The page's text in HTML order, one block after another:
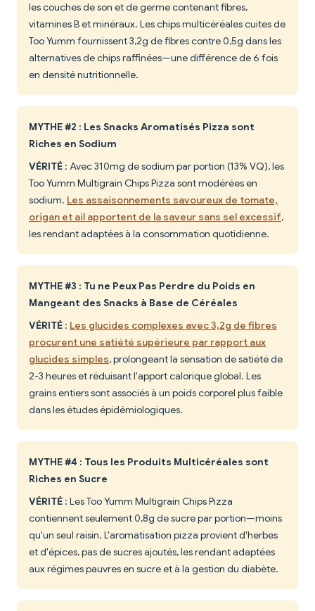
les couches de son et de germe contenant fibres,
vitamines B et minéraux. Les chips multicéréales cuites de
Too Yumm fournissent 3,2g de fibres contre 0,5g dans les
alternatives de chips raffinées—une différence de 6 fois
en densité nutritionnelle.
MYTHE #2 : Les Snacks Aromatisés Pizza sont
Riches en Sodium
VÉRITÉ : Avec 310mg de sodium par portion (13% VQ), les
Too Yumm Multigrain Chips Pizza sont modérées en
sodium. Les assaisonnements savoureux de tomate,
origan et ail apportent de la saveur sans sel excessif,
les rendant adaptées à la consommation quotidienne.
MYTHE #3 : Tu ne Peux Pas Perdre du Poids en
Mangeant des Snacks à Base de Céréales
VÉRITÉ : Les glucides complexes avec 3,2g de fibres
procurent une satiété supérieure par rapport aux
glucides simples, prolongeant la sensation de satiété de
2-3 heures et réduisant l'apport calorique global. Les
grains entiers sont associés à un poids corporel plus faible
dans les études épidémiologiques.
MYTHE #4 : Tous les Produits Multicéréales sont
Riches en Sucre
VÉRITÉ : Les Too Yumm Multigrain Chips Pizza
contiennent seulement 0,8g de sucre par portion—moins
qu'un seul raisin. L'aromatisation pizza provient d'herbes
et d'épices, pas de sucres ajoutés, les rendant adaptées
aux régimes pauvres en sucre et à la gestion du diabète.